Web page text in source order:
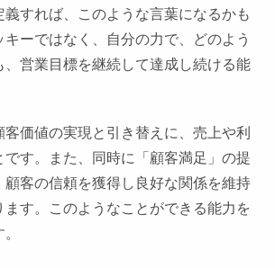
すれば、このような言葉になるかも
キーではなく、自分の力で、どのよう
、営業目標を継続して達成し続ける能
価値の実現と引き替えに、売上や利
です。また、同時に「顧客満足」の提
顧客の信頼を獲得し良好な関係を維持
ます。このようなことができる能力を